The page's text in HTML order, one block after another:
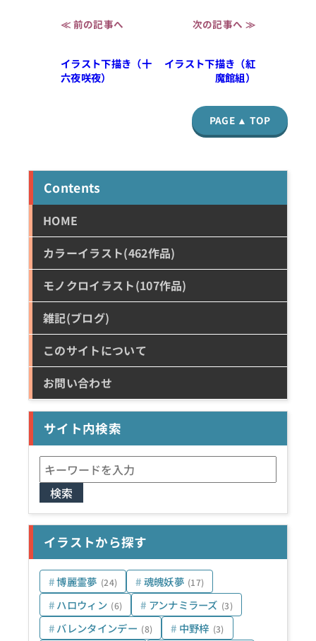
≪ 前の記事へ
イラスト下描き（十
六夜咲夜）
次の記事へ ≫
イラスト下描き（紅
魔館組）
PAGE ▲ TOP
Contents
HOME
カラーイラスト(462作品)
モノクロイラスト(107作品)
雑記(ブログ)
このサイトについて
お問い合わせ
サイト内検索
検
索:
イラストから探す
博麗霊夢 (24) 魂魄妖夢 (17)
ハロウィン (6) アンナミラーズ (3)
バレンタインデー (8) 中野梓 (3)